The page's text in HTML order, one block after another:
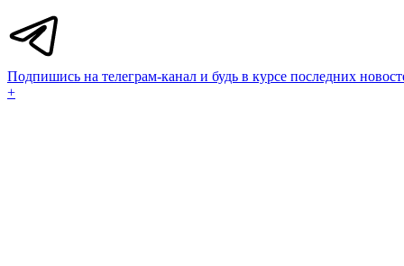
Подпишись на телеграм-канал и будь в курсе последних
+